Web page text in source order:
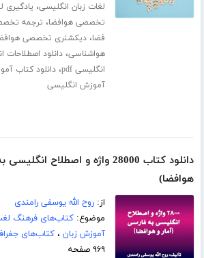
لغات زبان انگلیسی، یادگیری
تخصصی هوافضا، ترجمه
فضا،دیکشنری تخصصی
هواشناسی،دانلود اصطلاحات
انگلیسی pdf
،دانلود کتاب
آموزش انگلیسی
دانلود کتاب 28000 واژه و اصطلاح
هوافضا)
از:روح الله یوسفی رامندی
موضوع:کتاب‌های فرهنگ
آموزش زبان ،کتاب‌های
۹۶۹ صفحه